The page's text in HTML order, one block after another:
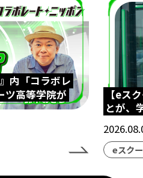
内「コラボレ
ツ高等学院が
【eス
とが、
eスク